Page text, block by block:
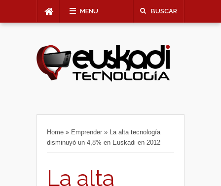
MENU BUSCAR
Home » Emprender » La alta tecnología
disminuyó un 4,8% en Euskadi en 2012
La alta